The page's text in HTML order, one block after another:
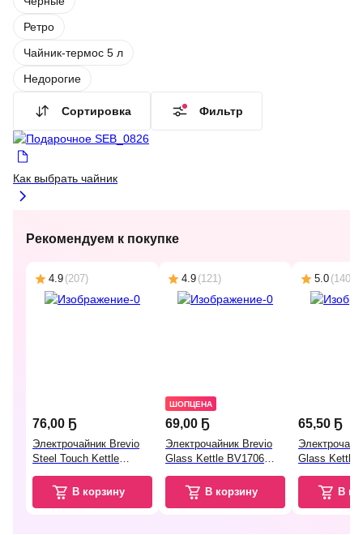
Ретро
Чайник-термос 5 л
Недорогие
Сортировка Фильтр
Как выбрать чайник
Рекомендуем к покупке
4.9 (207)
76,00 Ҕ
Электрочайник Brevio
Steel Touch Kettle
BV4159 (черный)
В корзину
4.9 (121)
ШОПЦЕНА
69,00 Ҕ
Электрочайник Brevio
Glass Kettle BV1706
(белый)
В корзину
5.0 (140
65,50 Ҕ
Glass Kettle
(белый)
В